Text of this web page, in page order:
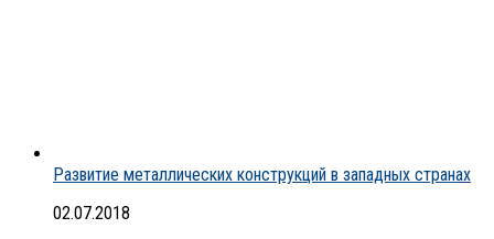
Развитие металлических конструкций в западных странах
02.07.2018